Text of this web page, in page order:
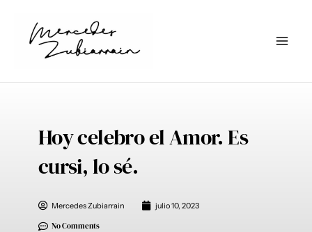
contenido
Hoy celebro el Amor. Es
cursi, lo sé.
Mercedes Zubiarrain julio 10, 2023
No Comments